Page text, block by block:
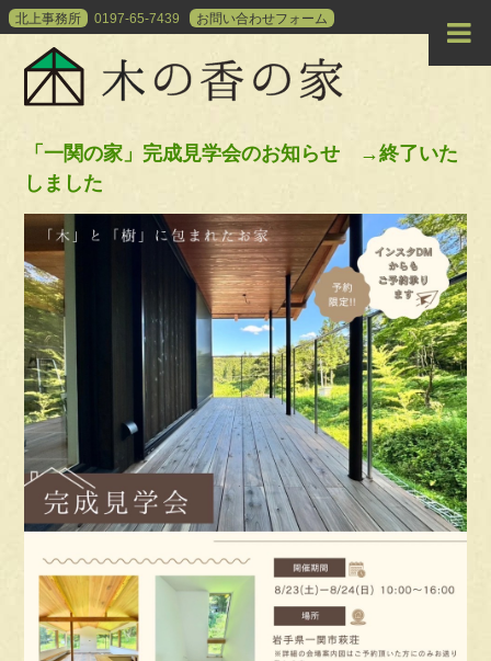
北上事務所 0197-65-7439 お問い合わせフォーム
「一関の家」完成見学会のお知らせ →終了いた
しました